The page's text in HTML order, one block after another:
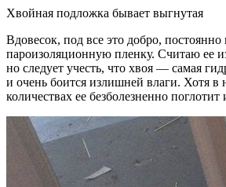
Хвойная подложка бывает выгнутая
Вдовесок, под все это добро, постоянно
пароизоляционную пленку. Считаю ее
но следует учесть, что хвоя — самая
и очень боится излишней влаги. Хотя в
количествах ее безболезненно поглотит